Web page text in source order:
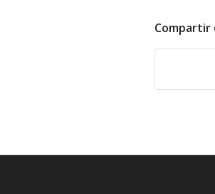
Compartir